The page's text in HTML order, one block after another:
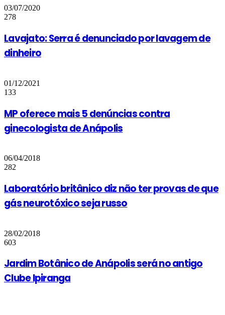
03/07/2020
278
Lavajato: Serra é denunciado por lavagem de
dinheiro
01/12/2021
133
MP oferece mais 5 denúncias contra
ginecologista de Anápolis
06/04/2018
282
Laboratório britânico diz não ter provas de que
gás neurotóxico seja russo
28/02/2018
603
Jardim Botânico de Anápolis será no antigo
Clube Ipiranga